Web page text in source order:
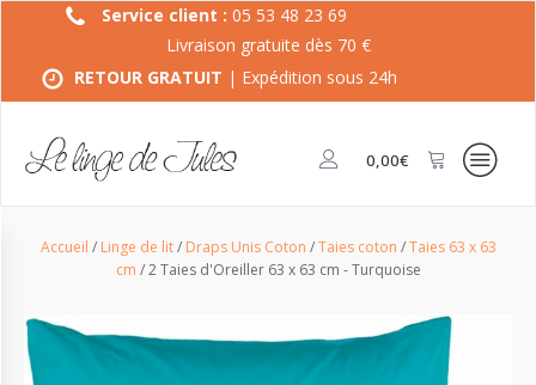
Service client : 05 53 48 23 69
Livraison gratuite dès 70 €
RETOUR GRATUIT | Expédition sous 24h
0,00€
Accueil / Linge de lit/ Draps Unis Coton /Taies coton /Taies 63 x 63
cm / 2 Taies d'Oreiller 63 x 63 cm - Turquoise